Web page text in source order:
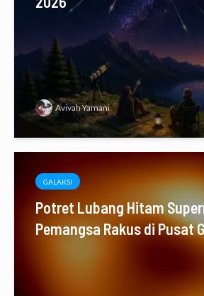
Avivah Yamani
GALAKSI
Potret Lubang Hitam
Pemangsa Rakus di Pusat